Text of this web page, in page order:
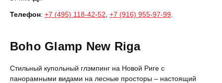
Телефон: +7 (495) 118-42-52 +7 (916) 955-97-99
Boho Glamp New Riga
Стильный купольный глэмпинг на Новой Риге с
панорамными видами на лесные просторы – настоящий